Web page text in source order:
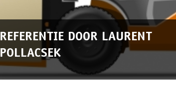
REFERENTIE DOOR LAURENT
POLLACSEK